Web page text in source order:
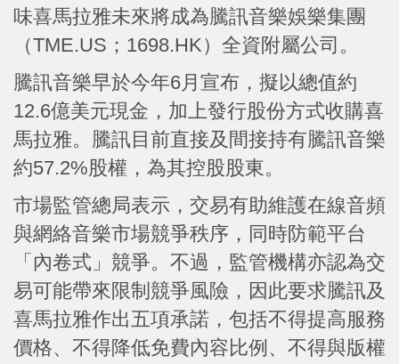
味喜馬拉雅未來將成為騰訊音樂娛樂集團
（TME.US；1698.HK）全資附屬公司。
騰訊音樂早於今年6月宣布，擬以總值約
12.6億美元現金，加上發行股份方式收購喜
馬拉雅。騰訊目前直接及間接持有騰訊音樂
約57.2%股權，為其控股股東。
市場監管總局表示，交易有助維護在線音頻
與網絡音樂市場競爭秩序，同時防範平台
「內卷式」競爭。不過，監管機構亦認為交
易可能帶來限制競爭風險，因此要求騰訊及
喜馬拉雅作出五項承諾，包括不得提高服務
價格、不得降低免費內容比例、不得與版權